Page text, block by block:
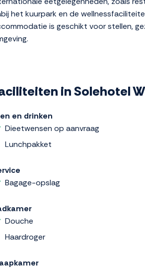
het kuurpark en de
is geschikt voor stellen,
in Solehotel
en drinken
Dieetwensen op aanvraag
Lunchpakket
Bagage-opslag
Douche
Haardroger